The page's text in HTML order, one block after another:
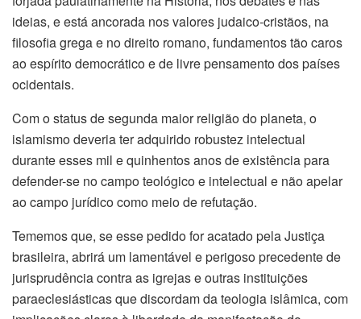
ideias, e está ancorada nos valores judaico-cristãos, na
filosofia grega e no direito romano, fundamentos tão caros
ao espírito democrático e de livre pensamento dos países
ocidentais.
Com o status de segunda maior religião do planeta, o
islamismo deveria ter adquirido robustez intelectual
durante esses mil e quinhentos anos de existência para
defender-se no campo teológico e intelectual e não apelar
ao campo jurídico como meio de refutação.
Tememos que, se esse pedido for acatado pela Justiça
brasileira, abrirá um lamentável e perigoso precedente de
jurisprudência contra as igrejas e outras instituições
paraeclesiásticas que discordam da teologia islâmica, com